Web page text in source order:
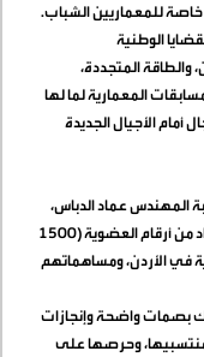
للمعماريين الشباب.
الوطنية
والطاقة المتجددة،
المعمارية لما لها
أمام الأجيال الجديدة
المهندس عماد الدباس،
إن هذا التكريم يأتي تقديرًا لجهود المعماريين الرواد من أرقام العضوية (1500
في الأردن، ومساهماتهم
بصمات واضحة وإنجازات
منتسبيها، وحرصها على